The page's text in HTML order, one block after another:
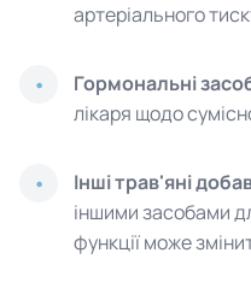
артеріального
Гормональні
лікаря щодо
Інші трав'яні
іншими засобами
функції може